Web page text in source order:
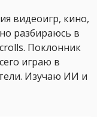
видеоигр, кино,
разбираюсь в
Поклонник
играю в
Изучаю ИИ и